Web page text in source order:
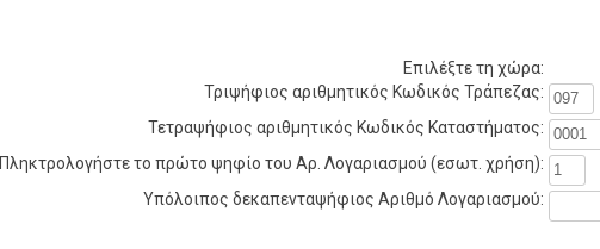
Επιλέξτε τη χώρα:
Τριψήφιος αριθμητικός Κωδικός Τράπεζας:
Τετραψήφιος αριθμητικός Κωδικός Καταστήματος:
Πληκτρολογήστε το πρώτο ψηφίο του Αρ. Λογαριασμού (εσωτ. χρήση):
Υπόλοιπος δεκαπενταψήφιος Αριθμό Λογαριασμού: